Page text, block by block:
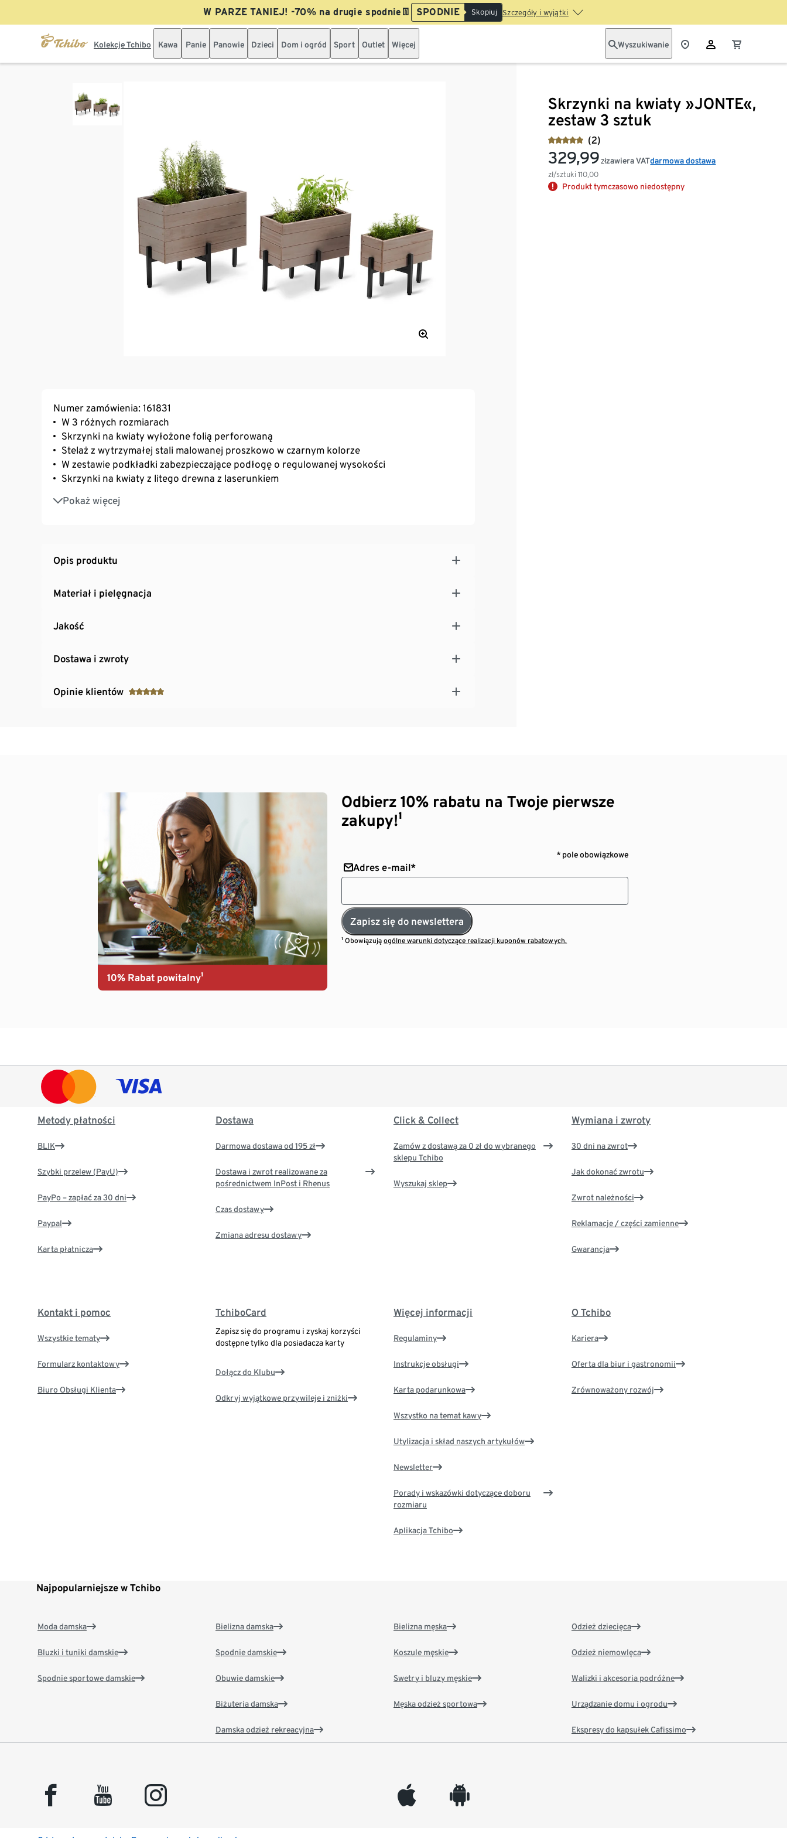
W PARZE TANIEJ! -70% na drugie spodnie👖 SPODNIE Skopiuj Szczegóły i wyjątki
Kolekcje Tchibo Kawa Panie Panowie Dzieci Dom i ogród Sport Outlet Więcej Wyszukiwanie
Skrzynki na kwiaty »JONTE«,
zestaw 3 sztuk
(2)
329,99 zł
zł/sztuki110,00
zawiera VATdarmowa dostawa
Produkt tymczasowo niedostępny
Numer zamówienia: 161831
W 3 różnych rozmiarach
Skrzynki na kwiaty wyłożone folią perforowaną
Stelaż z wytrzymałej stali malowanej proszkowo w czarnym kolorze
W zestawie podkładki zabezpieczające podłogę o regulowanej wysokości
Skrzynki na kwiaty z litego drewna z laserunkiem
Pokaż więcej
Odporny na promieniowanie UV i czynniki atmosferyczne
Opis produktu
Materiał i pielęgnacja
Jakość
Dostawa i zwroty
Opinie klientów
10% Rabat powitalny¹
Odbierz 10% rabatu na Twoje pierwsze
zakupy!¹
* pole obowiązkowe
Adres e-mail*
Zapisz się do newslettera
¹ Obowiązująogólne warunki dotyczące realizacji kuponów rabatowych.
Metody płatności
BLIK
Szybki przelew (PayU)
PayPo – zapłać za 30 dni
Paypal
Karta płatnicza
Dostawa
Darmowa dostawa od 195 zł
Dostawa i zwrot realizowane za
pośrednictwem InPost i Rhenus
Czas dostawy
Zmiana adresu dostawy
Click & Collect
Zamów z dostawą za 0 zł do wybranego
sklepu Tchibo
Wyszukaj sklep
Wymiana i zwroty
30 dni na zwrot
Jak dokonać zwrotu
Zwrot należności
Reklamacje / części zamienne
Gwarancja
Kontakt i pomoc
Wszystkie tematy
Formularz kontaktowy
Biuro Obsługi Klienta
TchiboCard
Zapisz się do programu i zyskaj korzyści
dostępne tylko dla posiadacza karty
Dołącz do Klubu
Odkryj wyjątkowe przywileje i zniżki
Więcej informacji
Regulaminy
Instrukcje obsługi
Karta podarunkowa
Wszystko na temat kawy
Utylizacja i skład naszych artykułów
Newsletter
Porady i wskazówki dotyczące doboru
rozmiaru
Aplikacja Tchibo
O Tchibo
Kariera
Oferta dla biur i gastronomii
Zrównoważony rozwój
Najpopularniejsze w Tchibo
Moda damska
Bluzki i tuniki damskie
Spodnie sportowe damskie
Bielizna damska
Spodnie damskie
Obuwie damskie
Biżuteria damska
Damska odzież rekreacyjna
Bielizna męska
Koszule męskie
Swetry i bluzy męskie
Męska odzież sportowa
Odzież dziecięca
Odzież niemowlęca
Walizki i akcesoria podróżne
Urządzanie domu i ogrodu
Ekspresy do kapsułek Cafissimo
facebook youtube instagram appleinc android